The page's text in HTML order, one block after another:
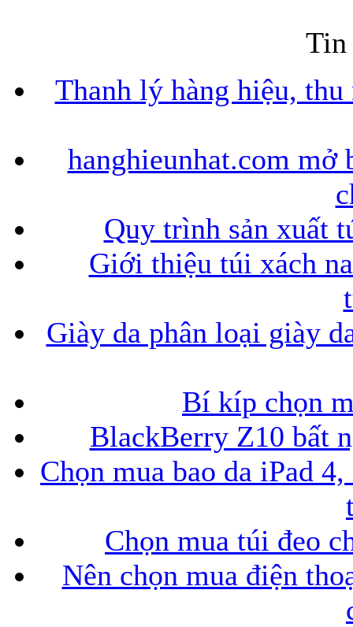
Bao da
Tin
Thanh lý hàng hiệu,
hanghieunhat.com
Quy trình sản xuất
Giới thiệu túi xách
Giày da phân loại giày
Bí kíp chọn
BlackBerry Z10 bất
Chọn mua bao da iPad
Chọn mua túi đeo
Nên chọn mua điện